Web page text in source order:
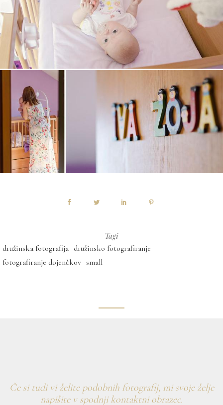
Tagi
družinska fotografija družinsko fotografiranje
fotografiranje dojenčkov small
Če si tudi vi želite podobnih fotografij, mi svoje želje
napišite v spodnji kontaktni obrazec.